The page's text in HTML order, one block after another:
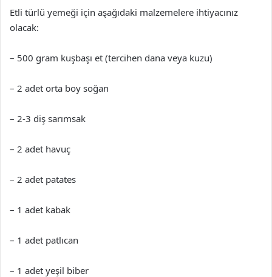
Etli türlü yemeği için aşağıdaki malzemelere ihtiyacınız
olacak:
– 500 gram kuşbaşı et (tercihen dana veya kuzu)
– 2 adet orta boy soğan
– 2-3 diş sarımsak
– 2 adet havuç
– 2 adet patates
– 1 adet kabak
– 1 adet patlıcan
– 1 adet yeşil biber